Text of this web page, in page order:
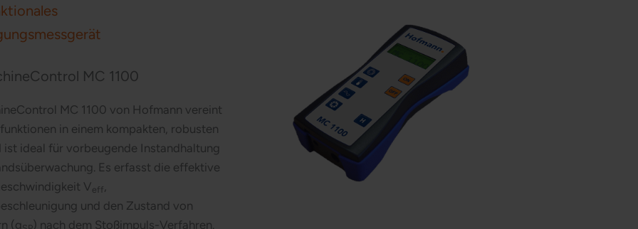
MC 1100
MC 1100 von Hofmann vereint
in einem kompakten, robusten
ist ideal für vorbeugende Instandhaltung
Es erfasst die effektive
Veff
und den Zustand von
(g
) nach dem Stoßimpuls-Verfahren.